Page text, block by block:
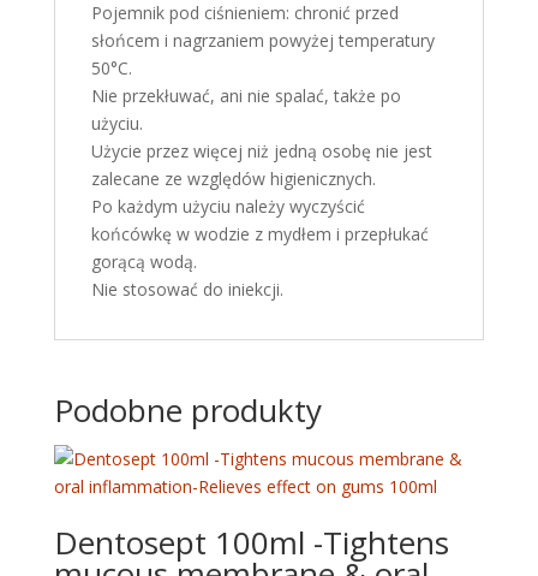
Pojemnik pod ciśnieniem: chronić przed
słońcem i nagrzaniem powyżej temperatury
50°C.
Nie przekłuwać, ani nie spalać, także po
użyciu.
Użycie przez więcej niż jedną osobę nie jest
zalecane ze względów higienicznych.
Po każdym użyciu należy wyczyścić
końcówkę w wodzie z mydłem i przepłukać
gorącą wodą.
Nie stosować do iniekcji.
Podobne produkty
Dentosept 100ml -Tightens